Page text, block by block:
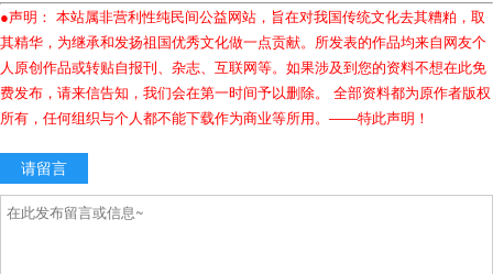
●声明： 本站属非营利性纯民间公益网站，旨在对我国传统文化去其糟粕，取
其精华，为继承和发扬祖国优秀文化做一点贡献。所发表的作品均来自网友个
人原创作品或转贴自报刊、杂志、互联网等。如果涉及到您的资料不想在此免
费发布，请来信告知，我们会在第一时间予以删除。 全部资料都为原作者版权
所有，任何组织与个人都不能下载作为商业等所用。——特此声明！
请留言